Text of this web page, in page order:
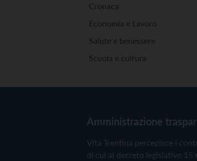
Cronaca
Economia e Lavoro
Salute e benessere
Scuola e cultura
Amministrazione
Vita Trentina percepisce i
di cui al decreto legislativo 15